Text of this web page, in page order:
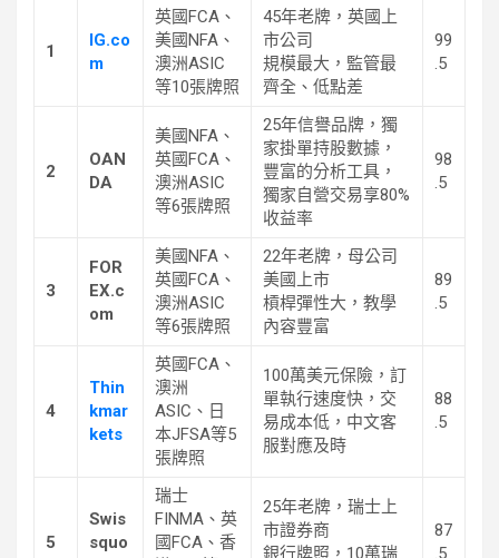
1
IG.co
m
英國FCA、
美國NFA、
澳洲ASIC
等10張牌照
45年老牌，英國上
市公司
規模最大，監管最
齊全、低點差
99
.5
2
OAN
DA
美國NFA、
英國FCA、
澳洲ASIC
等6張牌照
25年信譽品牌，獨
家掛單持股數據，
豐富的分析工具，
獨家自營交易享80%
收益率
98
.5
3
FOR
EX.c
om
美國NFA、
英國FCA、
澳洲ASIC
等6張牌照
22年老牌，母公司
美國上市
槓桿彈性大，教學
內容豐富
89
.5
4
Thin
kmar
kets
英國FCA、
澳洲
ASIC、日
本JFSA等5
張牌照
100萬美元保險，訂
單執行速度快，交
易成本低，中文客
服對應及時
88
.5
5
Swis
squo
瑞士
FINMA、英
國FCA、香
25年老牌，瑞士上
市證券商
銀行牌照，10萬瑞
87
.5